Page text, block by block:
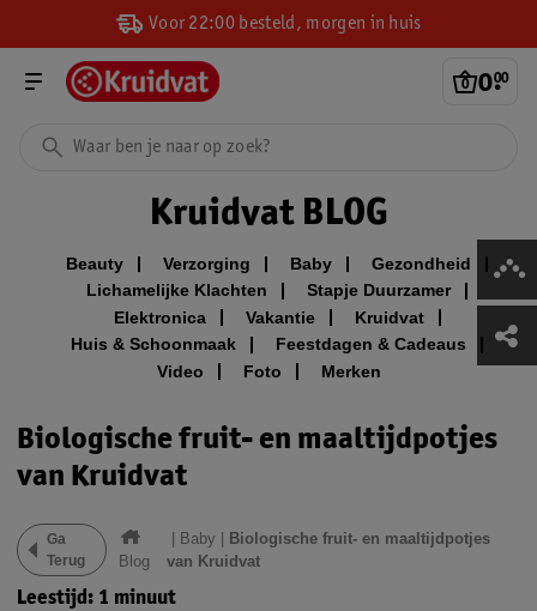
Voor 22:00 besteld, morgen in huis
0.
00
Kruidvat BLOG
Beauty Verzorging Baby
Gezondheid
Lichamelijke Klachten
Stapje Duurzamer
Elektronica
Vakantie
Kruidvat
Huis & Schoonmaak
Feestdagen & Cadeaus
Video
Foto Merken
Biologische fruit- en maaltijdpotjes
van Kruidvat
Ga
Terug
Blog
Baby
Biologische fruit- en maaltijdpotjes
van Kruidvat
Leestijd: 1 minuut